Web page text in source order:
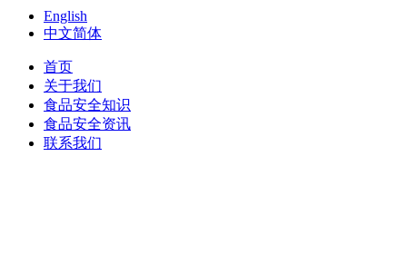
English
中文简体
首页
关于我们
食品安全知识
食品安全资讯
联系我们